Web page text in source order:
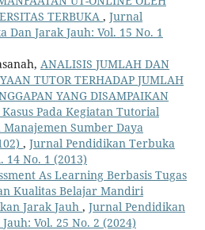
TERBUKA , Jurnal
Dan Jarak Jauh: Vol. 15 No. 1
ANALISIS JUMLAH DAN
TUTOR TERHADAP JUMLAH
YANG DISAMPAIKAN
Pada Kegiatan Tutorial
Sumber Daya
, Jurnal Pendidikan Terbuka
14 No. 1 (2013)
As Learning Berbasis Tugas
Kualitas Belajar Mandiri
Jarak Jauh , Jurnal Pendidikan
Vol. 25 No. 2 (2024)